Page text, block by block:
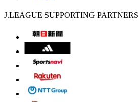
J.LEAGUE SUPPORTING PARTNERS